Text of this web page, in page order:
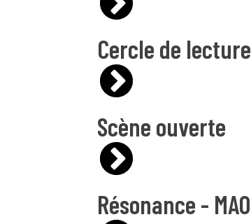
Cercle de lecture
Scène ouverte
Résonance - MAO